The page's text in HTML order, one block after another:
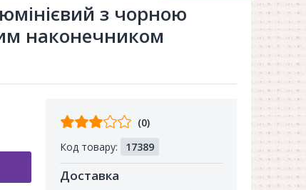
з чорною
наконечником
Відгуків
покупців
(0)
Код товару:
17389
Доставка